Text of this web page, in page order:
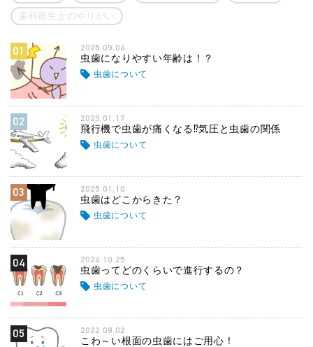
歯科衛生士のやりがい
01 2025.09.04
虫歯になりやすい年齢は！？
虫歯について
02 2025.01.17
飛行機で虫歯が痛くなる⁉気圧と虫歯の関係
虫歯について
03 2025.01.10
虫歯はどこからきた？
虫歯について
04 2024.10.25
虫歯ってどのくらいで進行するの？
虫歯について
05 2022.09.02
こわ～い根面の虫歯にはご用心！